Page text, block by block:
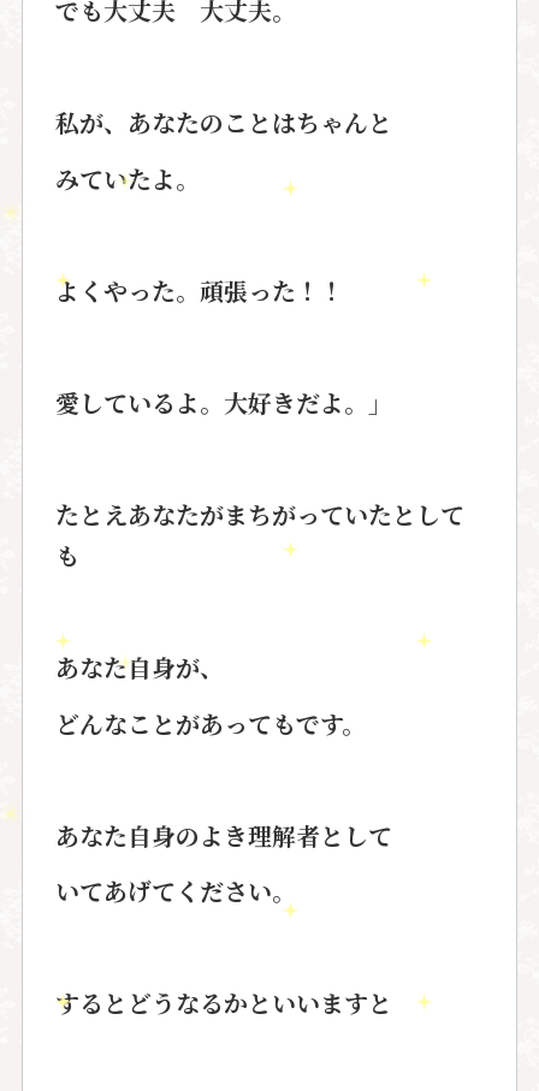
でも大丈夫 大丈夫。
私が、あなたのことはちゃんと
みていたよ。
よくやった。頑張った！！
愛しているよ。大好きだよ。」
たとえあなたがまちがっていたとして
も
あなた自身が、
どんなことがあってもです。
あなた自身のよき理解者として
いてあげてください。
するとどうなるかといいますと